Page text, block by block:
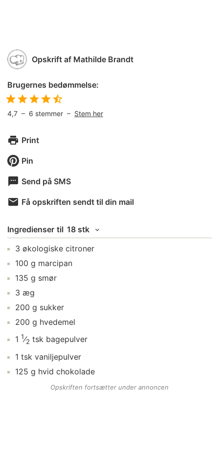
Opskrift af Mathilde Brandt
Brugernes bedømmelse:
4,7 – 6 stemmer – Stem her
Print
Pin
Send på SMS
Få opskriften sendt til din mail
Ingredienser til 18 stk
3 økologiske citroner
100 g marcipan
135 g smør
3 æg
200 g sukker
200 g hvedemel
1 1⁄2 tsk bagepulver
1 tsk vaniljepulver
125 g hvid chokolade
Opskriften fortsætter under annoncen